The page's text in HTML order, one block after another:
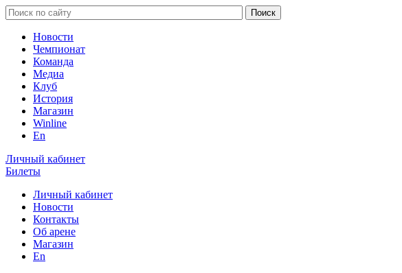
Новости
Чемпионат
Команда
Медиа
Клуб
История
Магазин
Winline
En
Личный кабинет
Билеты
Личный кабинет
Новости
Контакты
Об арене
Магазин
En